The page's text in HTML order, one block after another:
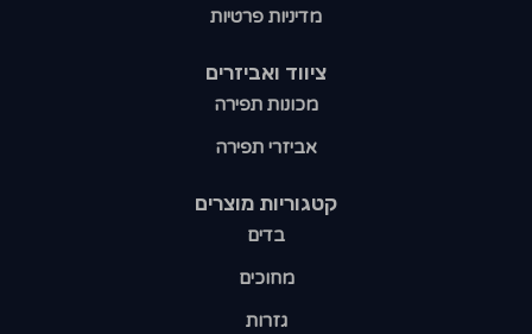
קטגוריות מוצרים​
בדים
מחוכים
גזרות
ציווד ואביזרים
מכונות תפירה
אביזרי תפירה
מדיניות פרטיות